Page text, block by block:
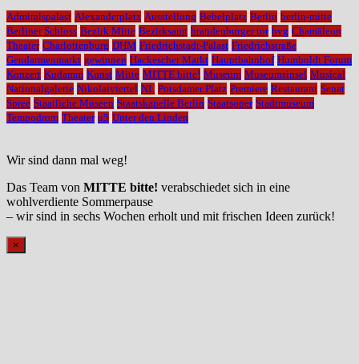
Admiralspalast Alexanderplatz Ausstellung Bebelplatz Berlin berlin-mitte
Berliner Schloss Bezirk Mitte Bezirksamt brandenburger tor bvg Chamäleon
Theater Charlottenburg DHM Friedrichstadt-Palast Friedrichstraße
Gendarmenmarkt gewinnen Hackescher Markt Hauptbahnhof Humboldt Forum
Konzert Kudamm Kunst Mitte MITTE bitte! Museum Museumsinsel Musical
Nationalgalerie Nikolaiviertel NL Potsdamer Platz Premiere Restaurant Senat
Spree Staatliche Museen Staatskapelle Berlin Staatsoper Stadtmuseum
Tempodrom Theater u5 Unter den Linden
Wir sind dann mal weg!
Das Team von MITTE bitte! verabschiedet sich in eine
wohlverdiente Sommerpause
– wir sind in sechs Wochen erholt und mit frischen Ideen zurück!
×